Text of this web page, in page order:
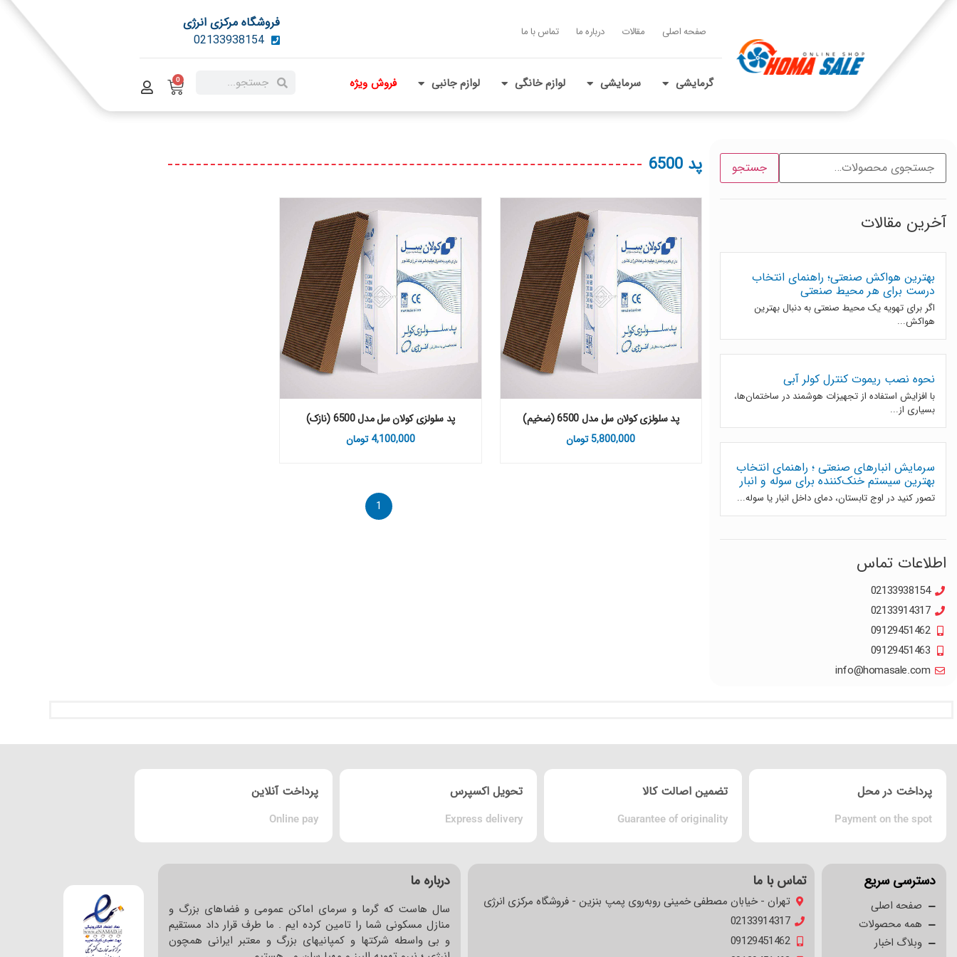
صفحه اصلی مقالات درباره ما تماس با ما
فروشگاه مرکزی انرژی
02133938154
گرمایشی سرمایشی لوازم خانگی لوازم جانبی فروش ویژه 0
جستجو
آخرین مقالات
بهترین هواکش صنعتی؛ راهنمای انتخاب
درست برای هر محیط صنعتی
اگر برای تهویه یک محیط صنعتی به دنبال بهترین
هواکش...
نحوه نصب ریموت کنترل کولر آبی
با افزایش استفاده از تجهیزات هوشمند در ساختمان‌ها،
بسیاری از...
سرمایش انبارهای صنعتی ؛ راهنمای انتخاب
بهترین سیستم خنک‌کننده برای سوله و انبار
تصور کنید در اوج تابستان، دمای داخل انبار یا سوله...
اطلاعات تماس
02133938154
02133914317
09129451462
09129451463
info@homasale.com
پد 6500
پد سلولزی کولان سل مدل 6500 (ضخیم)
5,800,000تومان
پد سلولزی کولان سل مدل 6500 (نازک)
4,100,000 تومان
1
پرداخت در محل
Payment on the spot
تضمین اصالت کالا
Guarantee of originality
تحویل اکسپرس
Express delivery
پرداخت آنلاین
Online pay
دسترسی سریع
صفحه اصلی
همه محصولات
وبلاگ اخبار
تماس با ما
تهران - خیابان مصطفی خمینی روبه‌روی پمپ بنزین - فروشگاه مرکزی انرژی
02133914317
09129451462
درباره ما
سال هاست که گرما و سرمای اماکن عمومی و فضاهای بزرگ و
منازل مسکونی شما را تامین کرده ایم . ما طرف قرار داد مستقیم
و بی واسطه شرکتها و کمپانیهای بزرگ و معتبر ایرانی همچون